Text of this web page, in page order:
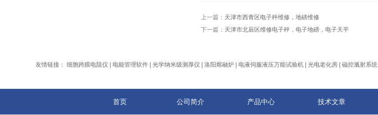
上一篇： 天津市西青区电子秤维修，地磅维修
下一篇： 天津市北辰区维修电子秤，电子地磅，电子天平
友情链接： 细胞跨膜电阻仪 电能管理软件 光学纳米级测厚仪 洛阳熔融炉 电液伺服液压万能试验机 光电老化房 磁控溅射系统
首页 公司简介 产品中心 技术文章